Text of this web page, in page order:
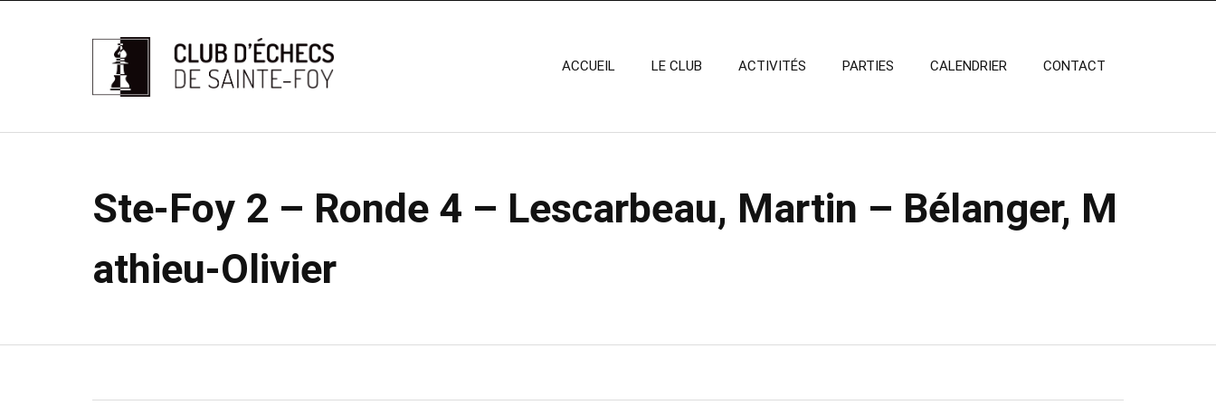
ACCUEIL LE CLUB ACTIVITÉS PARTIES CALENDRIER CONTACT
Ste-Foy 2 – Ronde 4 – Lescarbeau, Martin – Bélanger, M
athieu-Olivier